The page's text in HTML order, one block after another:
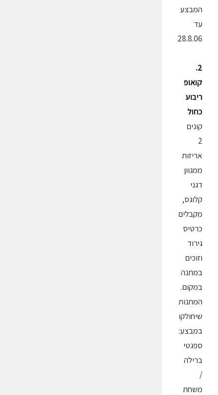
המבצע
עד
28.8.06
2.
קואופ
ריבוע
כחול
קונים
2
אריזות
ממגוון
דגני
קלוגס,
מקבלים
כרטיס
גירוד
וזוכים
במתנה
במקום.
המתנות
שיחולקו
במבצע:
ספגטי
ברילה
/
משחת